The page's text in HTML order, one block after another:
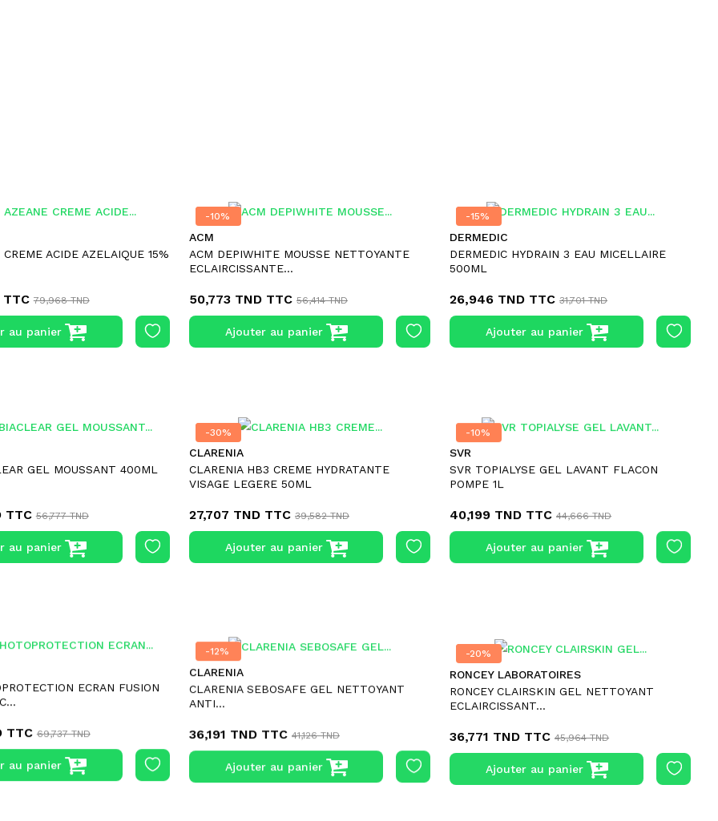
ACIDE AZELAIQUE 15%
TTC 79,968 TND
au panier
-10%
ACM
ACM DEPIWHITE MOUSSE NETTOYANTE
ECLAIRCISSANTE...
50,773 TND TTC 56,414 TND
-10%
Ajouter au panier
-15%
DERMEDIC
DERMEDIC HYDRAIN 3 EAU MICELLAIRE
500ML
26,946 TND TTC 31,701 TND
-15%
Ajouter au panier
GEL MOUSSANT 400ML
TTC 56,777 TND
au panier
-30%
CLARENIA
CLARENIA HB3 CREME HYDRATANTE
VISAGE LEGERE 50ML
27,707 TND TTC 39,582 TND
-30%
Ajouter au panier
-10%
SVR
SVR TOPIALYSE GEL LAVANT FLACON
POMPE 1L
40,199 TND TTC 44,666 TND
-10%
Ajouter au panier
ECRAN FUSION
TTC 69,737 TND
au panier
-12%
CLARENIA
CLARENIA SEBOSAFE GEL NETTOYANT
ANTI...
36,191 TND TTC 41,126 TND
-12%
Ajouter au panier
-20%
RONCEY LABORATOIRES
RONCEY CLAIRSKIN GEL NETTOYANT
ECLAIRCISSANT...
36,771 TND TTC
-20%
Ajouter au panier